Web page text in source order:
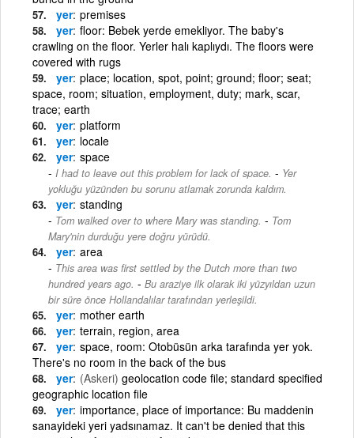
yer premises
yer floor: Bebek yerde emekliyor. The baby's
crawling on the floor. Yerler halı kaplıydı. The floors were
covered with rugs
yer place; location, spot, point; ground; floor; seat;
space, room; situation, employment, duty; mark, scar,
trace; earth
yer platform
yer locale
yer space
I had to leave out this problem for lack of space. - Yer
yokluğu yüzünden bu sorunu atlamak zorunda kaldım.
yer standing
Tom walked over to where Mary was standing. - Tom
Mary'nin durduğu yere doğru yürüdü.
yer area
This area was first settled by the Dutch more than two
hundred years ago. - Bu araziye ilk olarak iki yüzyıldan uzun
bir süre önce Hollandalılar tarafından yerleşildi.
yer mother earth
yer terrain, region, area
yer space, room: Otobüsün arka tarafında yer yok.
There's no room in the back of the bus
yer (Askeri) geolocation code file; standard specified
geographic location file
yer importance, place of importance: Bu maddenin
sanayideki yeri yadsınamaz. It can't be denied that this